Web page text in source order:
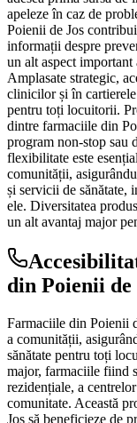
apeleze în caz de
Poienii de Jos
informații despre
un alt aspect
Amplasate strategic,
clinicilor și în
pentru toți locuitorii.
dintre farmaciile din
program non-stop sau
flexibilitate este
comunității,
și servicii de sănătate,
ele. Diversitatea
un alt avantaj major
din Poienii de
Farmaciile din Poienii
a comunității,
sănătate pentru toți
major, farmaciile fiind
rezidențiale, a
comunitate. Această
Jos să beneficieze de